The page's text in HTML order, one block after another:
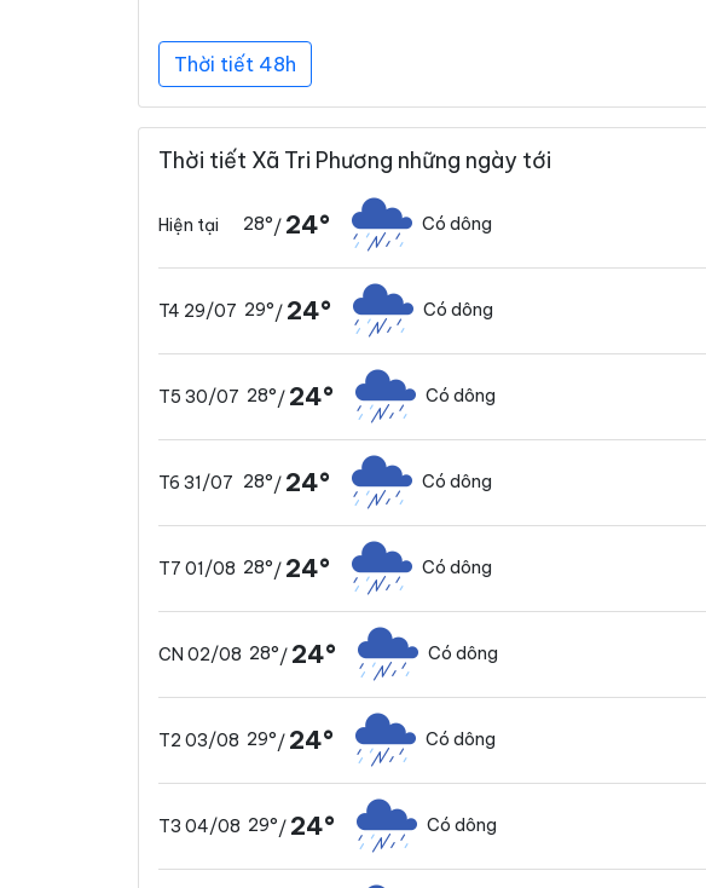
Thời tiết 48h
Thời tiết Xã Tri Phương những ngày tới
Hiện tại 28°/ 24° Có dông
T4 29/07 29°/ 24° Có dông
T5 30/07 28°/ 24° Có dông
T6 31/07 28°/ 24° Có dông
T7 01/08 28°/ 24° Có dông
CN 02/08 28°/ 24° Có dông
T2 03/08 29°/ 24° Có dông
T3 04/08 29°/ 24° Có dông